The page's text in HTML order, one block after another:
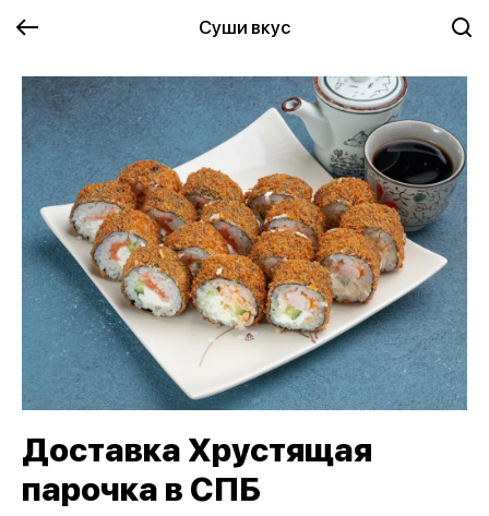
Суши вкус
Доставка Хрустящая
парочка в СПБ